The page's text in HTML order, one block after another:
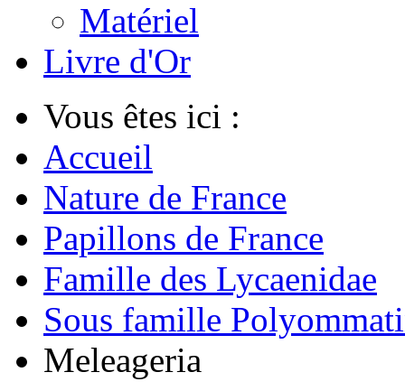
Matériel
Livre d'Or
Vous êtes ici :
Accueil
Nature de France
Papillons de France
Famille des Lycaenidae
Sous famille
Meleageria